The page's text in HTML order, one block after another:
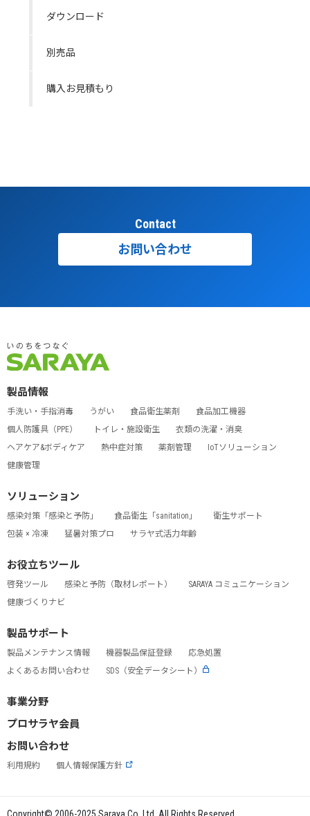
ダウンロード
別売品
購入お見積もり
Contact
お問い合わせ
製品情報
手洗い・手指消毒 うがい 食品衛生薬剤
食品加工機器
個人防護具（PPE）
トイレ・施設衛生
衣類の洗濯・消臭
ヘアケア&ボディケア
熱中症対策 薬剤管理
IoTソリューション
健康管理
ソリューション
感染対策「感染と予防」 食品衛生「sanitation」
衛生サポート
包装 × 冷凍
猛暑対策プロ サラヤ式活力年齢
お役立ちツール
啓発ツール 感染と予防（取材レポート）
SARAYA コミュニケーション
健康づくりナビ
製品サポート
製品メンテナンス情報 機器製品保証登録
応急処置
よくあるお問い合わせ
SDS（安全データシート）
事業分野
プロサラヤ会員
お問い合わせ
利用規約 個人情報保護方針
Copyright© 2006-2025 Saraya Co.,Ltd. All Rights Reserved.